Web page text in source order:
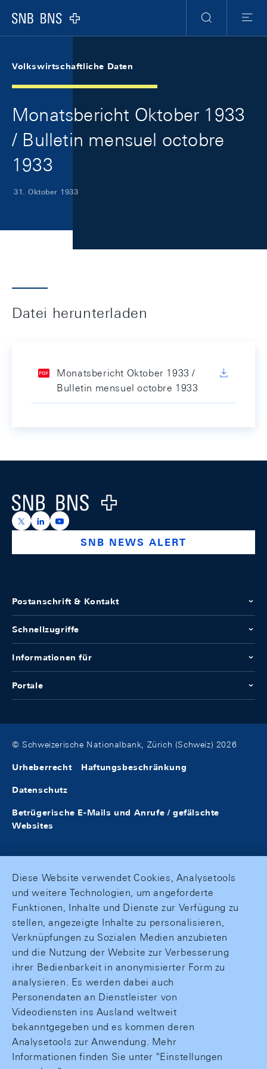
Logo
Suche
Menu
Volkswirtschaftliche Daten
Monatsbericht Oktober 1933
/ Bulletin mensuel octobre
1933
31. Oktober 1933
Datei herunterladen
Monatsbericht Oktober 1933 /
Bulletin mensuel octobre 1933
Logo
https://x.com/snb_bns
https://ch.linkedin.com/company/swiss-national-
https://www.youtube.com/@swissnationalbank
SNB NEWS ALERT
Postanschrift & Kontakt
Schnellzugriffe
Informationen für
Portale
© Schweizerische Nationalbank, Zürich (Schweiz) 2026
Urheberrecht Haftungsbeschränkung
Datenschutz
Betrügerische E-Mails und Anrufe / gefälschte
Websites
Diese Website verwendet Cookies, Analysetools
und weitere Technologien, um angeforderte
Funktionen, Inhalte und Dienste zur Verfügung zu
stellen, angezeigte Inhalte zu personalisieren,
Verknüpfungen zu Sozialen Medien anzubieten
und die Nutzung der Website zur Verbesserung
ihrer Bedienbarkeit in anonymisierter Form zu
analysieren. Es werden dabei auch
Personendaten an Dienstleister von
Videodiensten ins Ausland weltweit
bekanntgegeben und es kommen deren
Analysetools zur Anwendung. Mehr
Informationen finden Sie unter "Einstellungen